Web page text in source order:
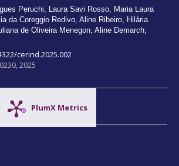
Peruchi Laura Savi Rosso
Maria Laura
da Coreggio Redivo Aline Ribeiro
Hilária
de Oliveira Menegon Aline Demarch
cerind.2025.002
2025
PlumX Metrics